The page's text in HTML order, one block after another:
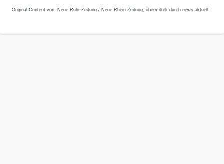
Original-Content von: Neue Ruhr Zeitung / Neue Rhein Zeitung, übermittelt durch news aktuell